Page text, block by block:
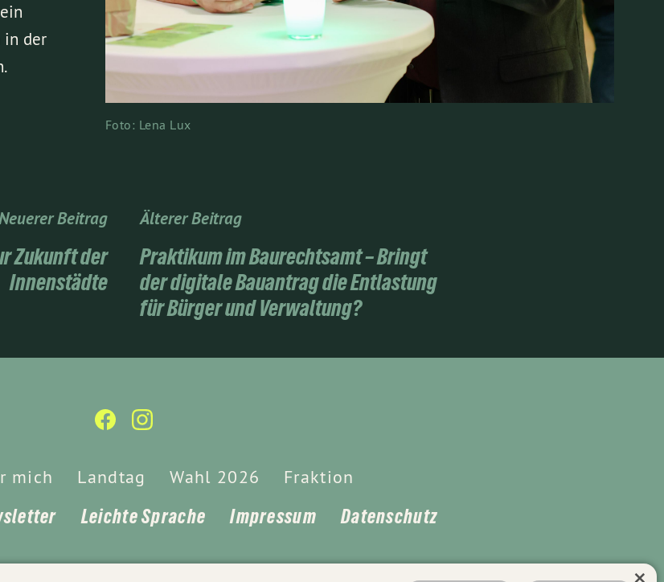
Foto: Lena Lux
in der
Beitrag
Zukunft der
Innenstädte
Älterer Beitrag
Praktikum im Baurechtsamt – Bringt
der digitale Bauantrag die Entlastung
für Bürger und Verwaltung?
mich Landtag Wahl 2026 Fraktion
Leichte Sprache Impressum Datenschutz